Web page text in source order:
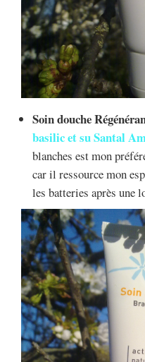
Soin douche
basilic et su Santal
blanches est mon
car il ressource mon
les batteries après une